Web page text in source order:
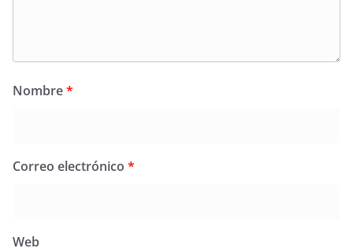
Nombre*
Correo electrónico *
Web